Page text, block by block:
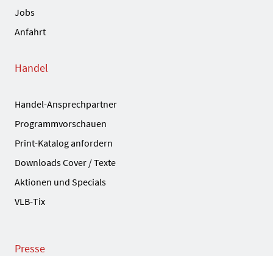
Jobs
Anfahrt
Handel
Handel-Ansprechpartner
Programmvorschauen
Print-Katalog anfordern
Downloads Cover / Texte
Aktionen und Specials
VLB-Tix
Presse